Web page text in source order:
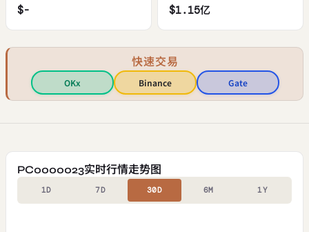
$- $1.15亿
快速交易
OKx Binance Gate
PC0000023实时行情走势图
1D 7D 30D 6M 1Y